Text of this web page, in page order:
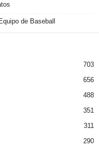
de Baseball
703
656
488
351
311
290